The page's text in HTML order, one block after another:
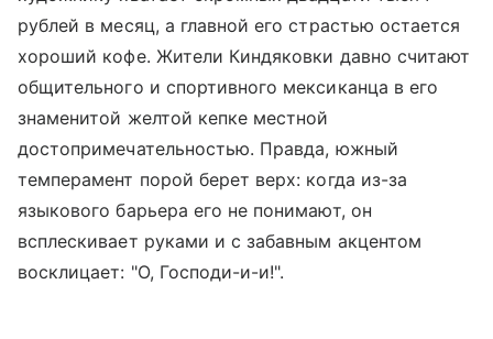
рублей в месяц, а главной его страстью остается
хороший кофе. Жители Киндяковки давно считают
общительного и спортивного мексиканца в его
знаменитой желтой кепке местной
достопримечательностью. Правда, южный
темперамент порой берет верх: когда из-за
языкового барьера его не понимают, он
всплескивает руками и с забавным акцентом
восклицает: "О, Господи-и-и!".